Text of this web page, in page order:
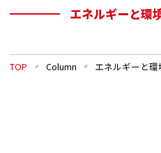
エネルギーと環
TOP Column エネルギーと環